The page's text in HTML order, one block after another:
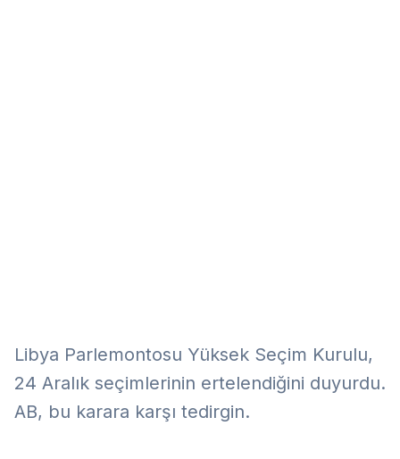
Libya Parlemontosu Yüksek Seçim Kurulu,
24 Aralık seçimlerinin ertelendiğini duyurdu.
AB, bu karara karşı tedirgin.